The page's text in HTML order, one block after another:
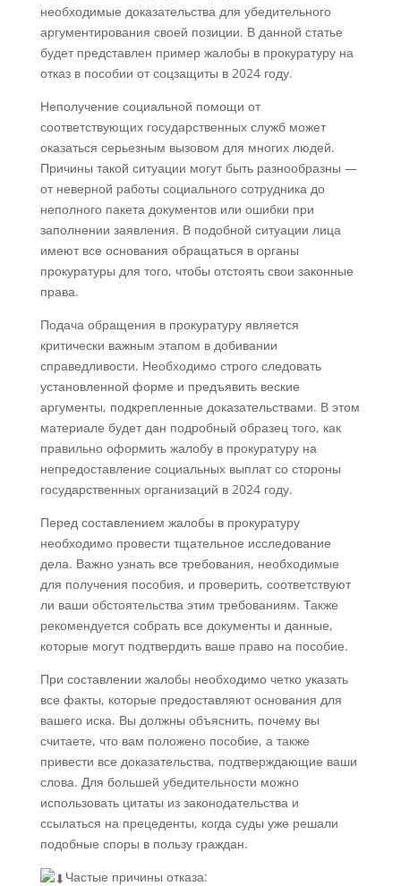
необходимые доказательства для убедительного
аргументирования своей позиции. В данной статье
будет представлен пример жалобы в прокуратуру на
отказ в пособии от соцзащиты в 2024 году.
Неполучение социальной помощи от
соответствующих государственных служб может
оказаться серьезным вызовом для многих людей.
Причины такой ситуации могут быть разнообразны —
от неверной работы социального сотрудника до
неполного пакета документов или ошибки при
заполнении заявления. В подобной ситуации лица
имеют все основания обращаться в органы
прокуратуры для того, чтобы отстоять свои законные
права.
Подача обращения в прокуратуру является
критически важным этапом в добивании
справедливости. Необходимо строго следовать
установленной форме и предъявить веские
аргументы, подкрепленные доказательствами. В этом
материале будет дан подробный образец того, как
правильно оформить жалобу в прокуратуру на
непредоставление социальных выплат со стороны
государственных организаций в 2024 году.
Перед составлением жалобы в прокуратуру
необходимо провести тщательное исследование
дела. Важно узнать все требования, необходимые
для получения пособия, и проверить, соответствуют
ли ваши обстоятельства этим требованиям. Также
рекомендуется собрать все документы и данные,
которые могут подтвердить ваше право на пособие.
При составлении жалобы необходимо четко указать
все факты, которые предоставляют основания для
вашего иска. Вы должны объяснить, почему вы
считаете, что вам положено пособие, а также
привести все доказательства, подтверждающие ваши
слова. Для большей убедительности можно
использовать цитаты из законодательства и
ссылаться на прецеденты, когда суды уже решали
подобные споры в пользу граждан.
Частые причины отказа: